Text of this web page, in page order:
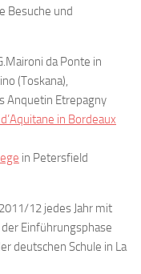
Besuche und
da Ponte in
(Toskana),
Anquetin Etrepagny
in Bordeaux
in Petersfield
12 jedes Jahr mit
Einführungsphase
deutschen Schule in La